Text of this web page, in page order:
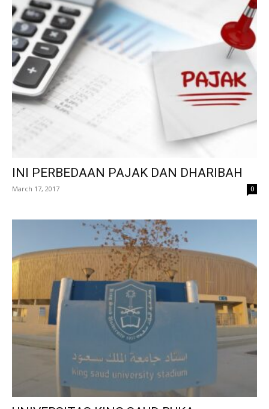
INI PERBEDAAN PAJAK DAN DHARIBAH
March 17, 2017 0